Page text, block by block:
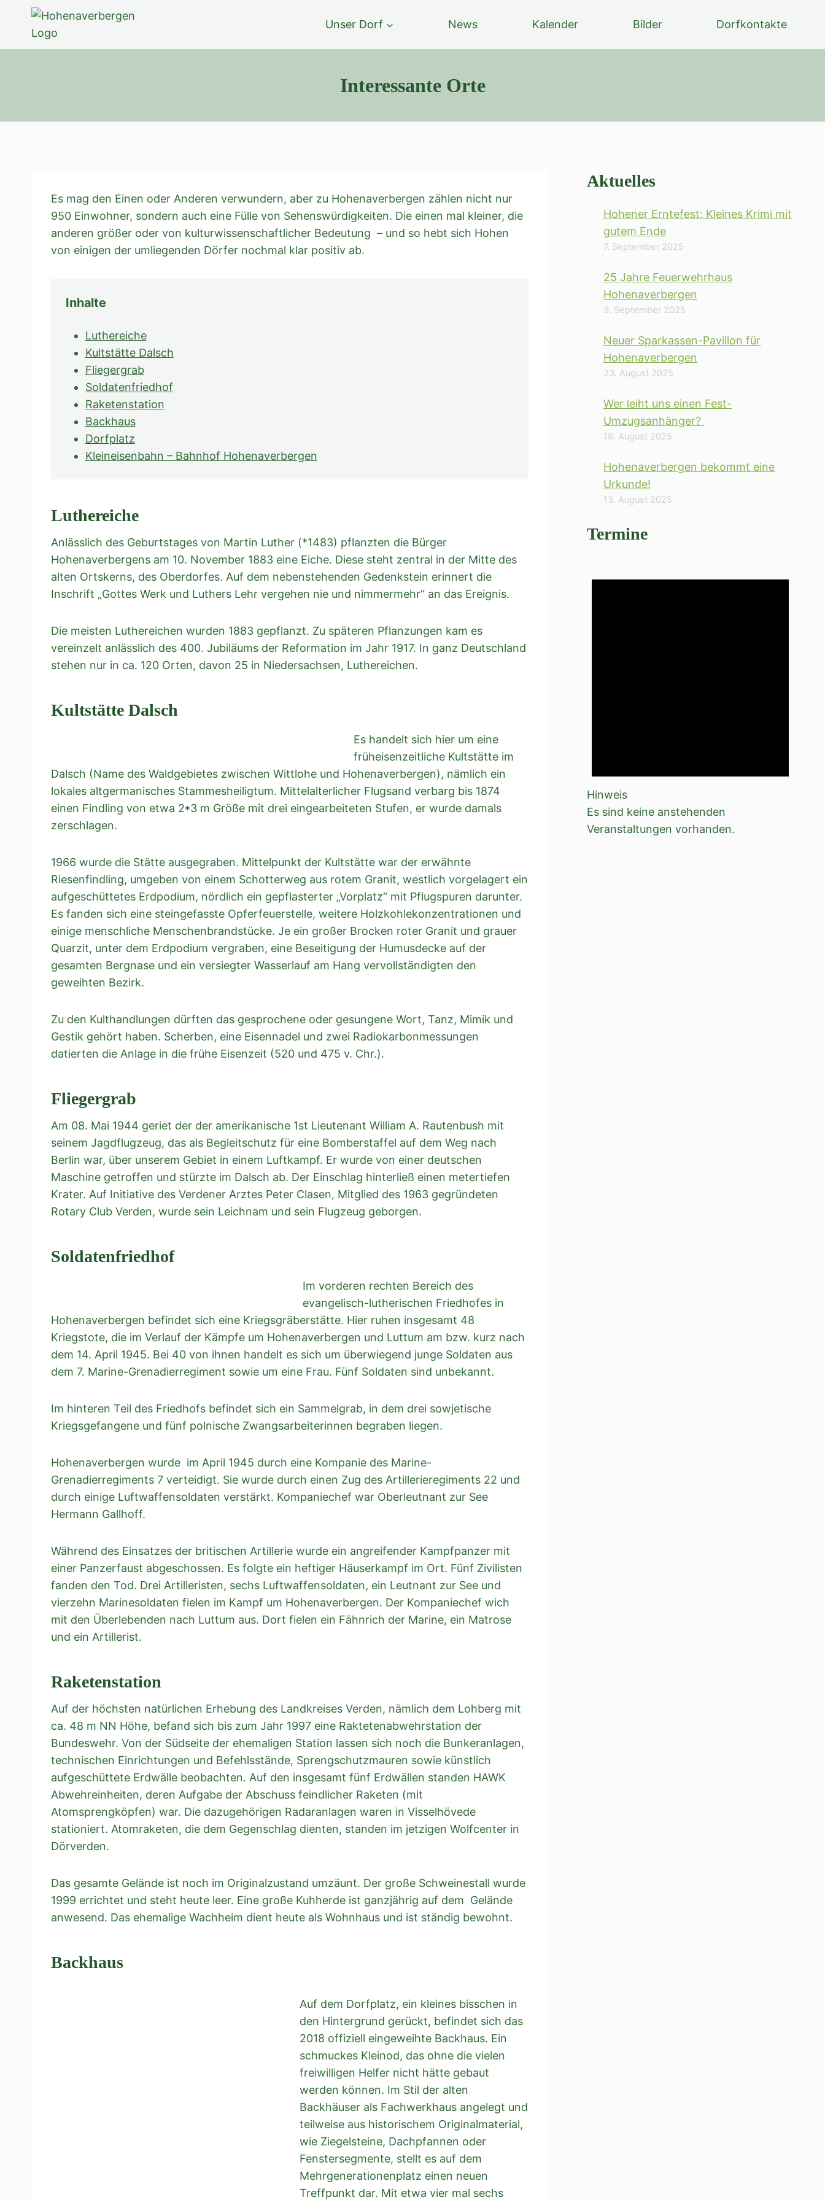
Unser Dorf News Kalender Bilder Dorfkontakte
Interessante Orte
Es mag den Einen oder Anderen verwundern, aber zu Hohenaverbergen zählen nicht nur
950 Einwohner, sondern auch eine Fülle von Sehenswürdigkeiten. Die einen mal kleiner, die
anderen größer oder von kulturwissenschaftlicher Bedeutung – und so hebt sich Hohen
von einigen der umliegenden Dörfer nochmal klar positiv ab.
Inhalte
Luthereiche
Kultstätte Dalsch
Fliegergrab
Soldatenfriedhof
Raketenstation
Backhaus
Dorfplatz
Kleineisenbahn – Bahnhof Hohenaverbergen
Luthereiche
Anlässlich des Geburtstages von Martin Luther (*1483) pflanzten die Bürger
Hohenaverbergens am 10. November 1883 eine Eiche. Diese steht zentral in der Mitte des
alten Ortskerns, des Oberdorfes. Auf dem nebenstehenden Gedenkstein erinnert die
Inschrift „Gottes Werk und Luthers Lehr vergehen nie und nimmermehr“ an das Ereignis.
Die meisten Luthereichen wurden 1883 gepflanzt. Zu späteren Pflanzungen kam es
vereinzelt anlässlich des 400. Jubiläums der Reformation im Jahr 1917. In ganz Deutschland
stehen nur in ca. 120 Orten, davon 25 in Niedersachsen, Luthereichen.
Kultstätte Dalsch
Es handelt sich hier um eine
früheisenzeitliche Kultstätte im
Dalsch (Name des Waldgebietes zwischen Wittlohe und Hohenaverbergen), nämlich ein
lokales altgermanisches Stammesheiligtum. Mittelalterlicher Flugsand verbarg bis 1874
einen Findling von etwa 2*3 m Größe mit drei eingearbeiteten Stufen, er wurde damals
zerschlagen.
1966 wurde die Stätte ausgegraben. Mittelpunkt der Kultstätte war der erwähnte
Riesenfindling, umgeben von einem Schotterweg aus rotem Granit, westlich vorgelagert ein
aufgeschüttetes Erdpodium, nördlich ein gepflasterter „Vorplatz“ mit Pflugspuren darunter.
Es fanden sich eine steingefasste Opferfeuerstelle, weitere Holzkohlekonzentrationen und
einige menschliche Menschenbrandstücke. Je ein großer Brocken roter Granit und grauer
Quarzit, unter dem Erdpodium vergraben, eine Beseitigung der Humusdecke auf der
gesamten Bergnase und ein versiegter Wasserlauf am Hang vervollständigten den
geweihten Bezirk.
Zu den Kulthandlungen dürften das gesprochene oder gesungene Wort, Tanz, Mimik und
Gestik gehört haben. Scherben, eine Eisennadel und zwei Radiokarbonmessungen
datierten die Anlage in die frühe Eisenzeit (520 und 475 v. Chr.).
Fliegergrab
Am 08. Mai 1944 geriet der der amerikanische 1st Lieutenant William A. Rautenbush mit
seinem Jagdflugzeug, das als Begleitschutz für eine Bomberstaffel auf dem Weg nach
Berlin war, über unserem Gebiet in einem Luftkampf. Er wurde von einer deutschen
Maschine getroffen und stürzte im Dalsch ab. Der Einschlag hinterließ einen metertiefen
Krater. Auf Initiative des Verdener Arztes Peter Clasen, Mitglied des 1963 gegründeten
Rotary Club Verden, wurde sein Leichnam und sein Flugzeug geborgen.
Soldatenfriedhof
Im vorderen rechten Bereich des
evangelisch-lutherischen Friedhofes in
Hohenaverbergen befindet sich eine Kriegsgräberstätte. Hier ruhen insgesamt 48
Kriegstote, die im Verlauf der Kämpfe um Hohenaverbergen und Luttum am bzw. kurz nach
dem 14. April 1945. Bei 40 von ihnen handelt es sich um überwiegend junge Soldaten aus
dem 7. Marine-Grenadierregiment sowie um eine Frau. Fünf Soldaten sind unbekannt.
Im hinteren Teil des Friedhofs befindet sich ein Sammelgrab, in dem drei sowjetische
Kriegsgefangene und fünf polnische Zwangsarbeiterinnen begraben liegen.
Hohenaverbergen wurde im April 1945 durch eine Kompanie des Marine-
Grenadierregiments 7 verteidigt. Sie wurde durch einen Zug des Artillerieregiments 22 und
durch einige Luftwaffensoldaten verstärkt. Kompaniechef war Oberleutnant zur See
Hermann Gallhoff.
Während des Einsatzes der britischen Artillerie wurde ein angreifender Kampfpanzer mit
einer Panzerfaust abgeschossen. Es folgte ein heftiger Häuserkampf im Ort. Fünf Zivilisten
fanden den Tod. Drei Artilleristen, sechs Luftwaffensoldaten, ein Leutnant zur See und
vierzehn Marinesoldaten fielen im Kampf um Hohenaverbergen. Der Kompaniechef wich
mit den Überlebenden nach Luttum aus. Dort fielen ein Fähnrich der Marine, ein Matrose
und ein Artillerist.
Raketenstation
Auf der höchsten natürlichen Erhebung des Landkreises Verden, nämlich dem Lohberg mit
ca. 48 m NN Höhe, befand sich bis zum Jahr 1997 eine Raktetenabwehrstation der
Bundeswehr. Von der Südseite der ehemaligen Station lassen sich noch die Bunkeranlagen,
technischen Einrichtungen und Befehlsstände, Sprengschutzmauren sowie künstlich
aufgeschüttete Erdwälle beobachten. Auf den insgesamt fünf Erdwällen standen HAWK
Abwehreinheiten, deren Aufgabe der Abschuss feindlicher Raketen (mit
Atomsprengköpfen) war. Die dazugehörigen Radaranlagen waren in Visselhövede
stationiert. Atomraketen, die dem Gegenschlag dienten, standen im jetzigen Wolfcenter in
Dörverden.
Das gesamte Gelände ist noch im Originalzustand umzäunt. Der große Schweinestall wurde
1999 errichtet und steht heute leer. Eine große Kuhherde ist ganzjährig auf dem Gelände
anwesend. Das ehemalige Wachheim dient heute als Wohnhaus und ist ständig bewohnt.
Backhaus
Auf dem Dorfplatz, ein kleines bisschen in
den Hintergrund gerückt, befindet sich das
2018 offiziell eingeweihte Backhaus. Ein
schmuckes Kleinod, das ohne die vielen
freiwilligen Helfer nicht hätte gebaut
werden können. Im Stil der alten
Backhäuser als Fachwerkhaus angelegt und
teilweise aus historischem Originalmaterial,
wie Ziegelsteine, Dachpfannen oder
Fenstersegmente, stellt es auf dem
Mehrgenerationenplatz einen neuen
Treffpunkt dar. Mit etwa vier mal sechs
Aktuelles
Hohener Erntefest: Kleines Krimi mit
gutem Ende
7. September 2025
25 Jahre Feuerwehrhaus
Hohenaverbergen
3. September 2025
Neuer Sparkassen-Pavillon für
Hohenaverbergen
23. August 2025
Wer leiht uns einen Fest-
Umzugsanhänger?
18. August 2025
Hohenaverbergen bekommt eine
Urkunde!
13. August 2025
Termine
Hinweis
Es sind keine anstehenden
Veranstaltungen vorhanden.